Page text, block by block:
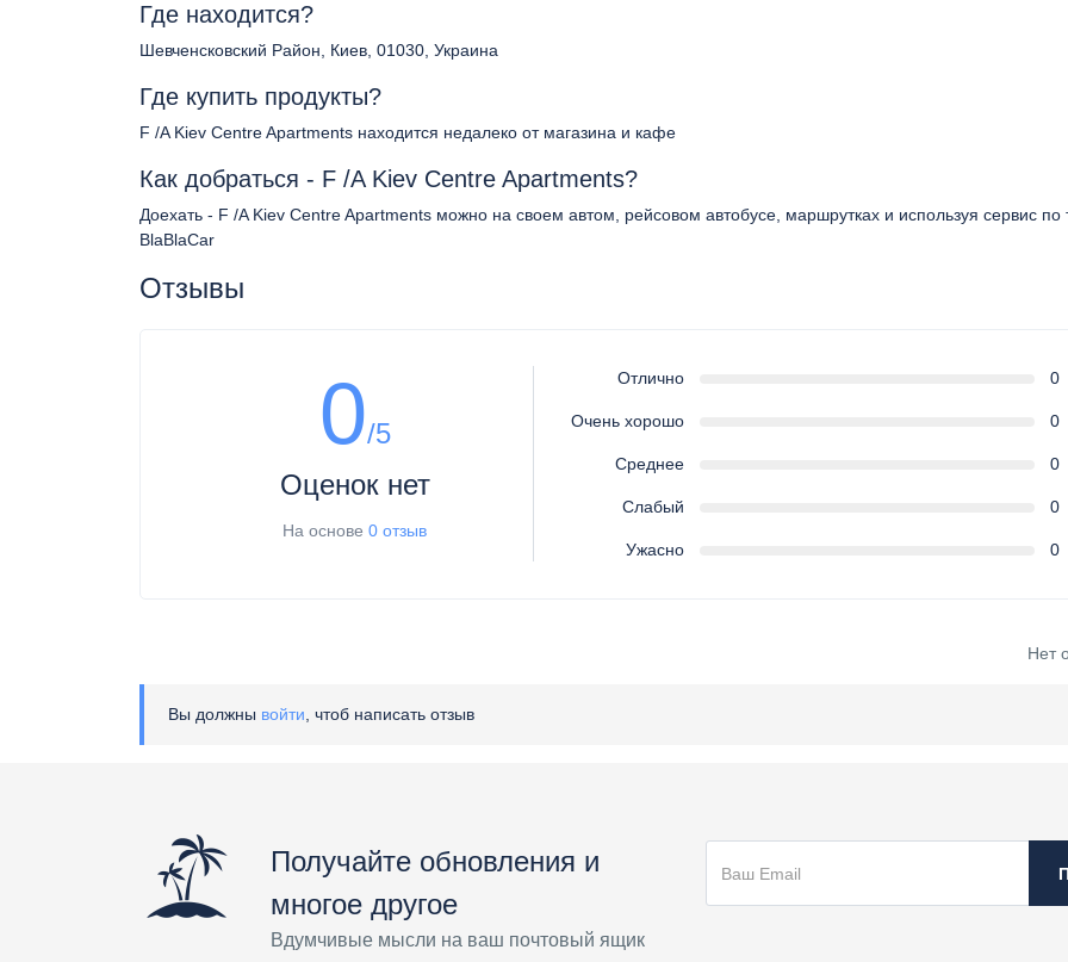
Где находится?
Шевченсковский Район, Киев, 01030, Украина
Где купить продукты?
F /A Kiev Centre Apartments находится недалеко от магазина и кафе
Как добраться - F /A Kiev Centre Apartments?
Доехать - F /A Kiev Centre Apartments можно на своем автом, рейсовом автобусе, маршрутках и используя сервис по
BlaBlaCar
Отзывы
0/5
Оценок нет
На основе0 отзыв
Отлично 0
Очень хорошо 0
Среднее 0
Слабый 0
Ужасно 0
Нет
Вы должны войти , чтоб написать отзыв
Получайте обновления и
многое другое
Вдумчивые мысли на ваш почтовый ящик